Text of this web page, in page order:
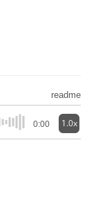
readme
0:00 1.0x